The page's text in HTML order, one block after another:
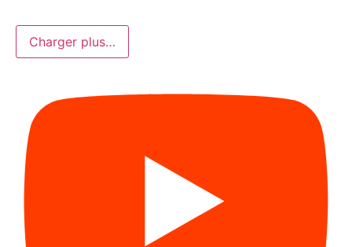
Charger plus…